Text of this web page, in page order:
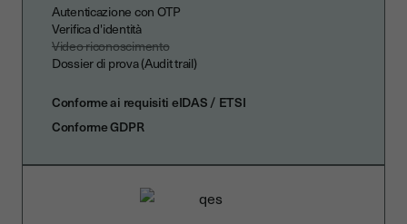
Autenticazione con OTP
Verifica d'identità
Video riconoscimento
Dossier di prova (Audit trail)
Conforme ai requisiti eIDAS / ETSI
Conforme GDPR